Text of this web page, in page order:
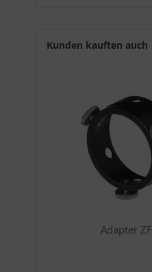
Kunden kauften auch
Adapter ZF